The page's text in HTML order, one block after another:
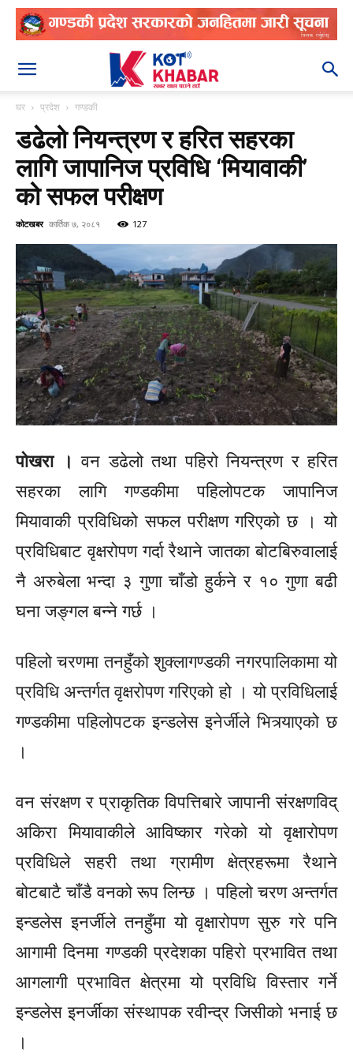
घर प्रदेश गण्डकी
डढेलो नियन्त्रण र हरित सहरका
लागि जापानिज प्रविधि ‘मियावाकी’
को सफल परीक्षण
कोटखबर कार्तिक ७, २०८१ 127
पोखरा । वन डढेलो तथा पहिरो नियन्त्रण र हरित
सहरका लागि गण्डकीमा पहिलोपटक जापानिज
मियावाकी प्रविधिको सफल परीक्षण गरिएको छ । यो
प्रविधिबाट वृक्षरोपण गर्दा रैथाने जातका बोटबिरुवालाई
नै अरुबेला भन्दा ३ गुणा चाँडो हुर्कने र १० गुणा बढी
घना जङ्गल बन्ने गर्छ ।
पहिलो चरणमा तनहुँको शुक्लागण्डकी नगरपालिकामा यो
प्रविधि अन्तर्गत वृक्षरोपण गरिएको हो । यो प्रविधिलाई
गण्डकीमा पहिलोपटक इन्डलेस इनेर्जीले भित्र्याएको छ
।
वन संरक्षण र प्राकृतिक विपत्तिबारे जापानी संरक्षणविद्
अकिरा मियावाकीले आविष्कार गरेको यो वृक्षारोपण
प्रविधिले सहरी तथा ग्रामीण क्षेत्रहरूमा रैथाने
बोटबाटै चाँडै वनको रूप लिन्छ । पहिलो चरण अन्तर्गत
इन्डलेस इनर्जीले तनहुँमा यो वृक्षारोपण सुरु गरे पनि
आगामी दिनमा गण्डकी प्रदेशका पहिरो प्रभावित तथा
आगलागी प्रभावित क्षेत्रमा यो प्रविधि विस्तार गर्ने
इन्डलेस इनर्जीका संस्थापक रवीन्द्र जिसीको भनाई छ
।